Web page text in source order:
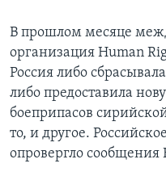
В прошлом месяце
организация Human
Россия либо
либо предоставила
боеприпасов
то, и другое.
опровергло сообщения